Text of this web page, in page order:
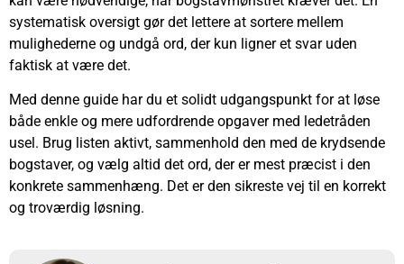
systematisk oversigt gør det lettere at sortere mellem
mulighederne og undgå ord, der kun ligner et svar uden
faktisk at være det.
Med denne guide har du et solidt udgangspunkt for at løse
både enkle og mere udfordrende opgaver med ledetråden
usel. Brug listen aktivt, sammenhold den med de krydsende
bogstaver, og vælg altid det ord, der er mest præcist i den
konkrete sammenhæng. Det er den sikreste vej til en korrekt
og troværdig løsning.